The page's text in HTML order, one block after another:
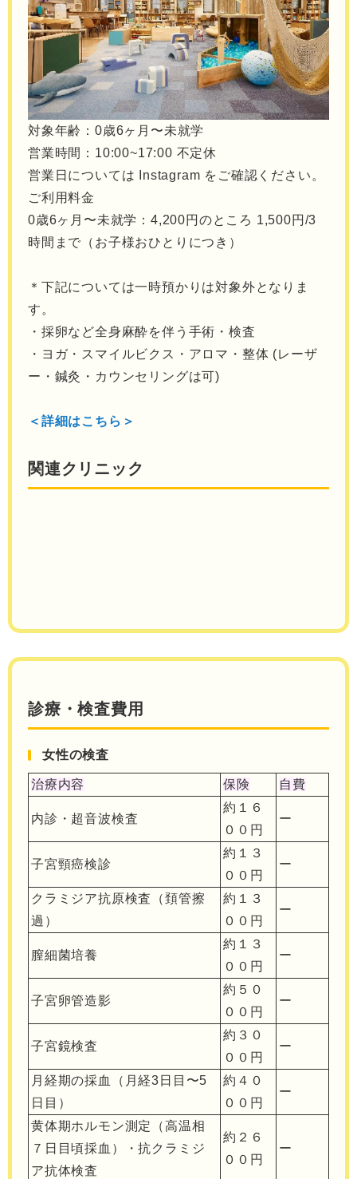
対象年齢：0歳6ヶ月〜未就学
営業時間：10:00~17:00 不定休
営業日については Instagram をご確認ください。
ご利用料金
0歳6ヶ月〜未就学：4,200円のところ 1,500円/3
時間まで（お子様おひとりにつき）
＊下記については一時預かりは対象外となりま
す。
・採卵など全身麻酔を伴う手術・検査
・ヨガ・スマイルビクス・アロマ・整体 (レーザ
ー・鍼灸・カウンセリングは可)
＜詳細はこちら＞
関連クリニック
診療・検査費用
女性の検査
治療内容 保険 自費
内診・超音波検査
約１６
００円
ー
子宮頸癌検診
約１３
００円
ー
クラミジア抗原検査（頚管擦
過）
約１３
００円
ー
膣細菌培養
約１３
００円
ー
子宮卵管造影
約５０
００円
ー
子宮鏡検査
約３０
００円
ー
月経期の採血（月経3日目〜5
日目）
約４０
００円
ー
黄体期ホルモン測定（高温相
７日目頃採血）・抗クラミジ
ア抗体検査
約２６
００円
ー